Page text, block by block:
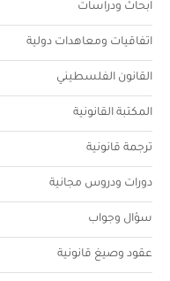
ابحاث ودراسات
اتفاقيات ومعاهدات دولية
القانون الفلسطيني
المكتبة القانونية
ترجمة قانونية
دورات ودروس مجانية
سؤال وجواب
عقود وصيغ قانونية